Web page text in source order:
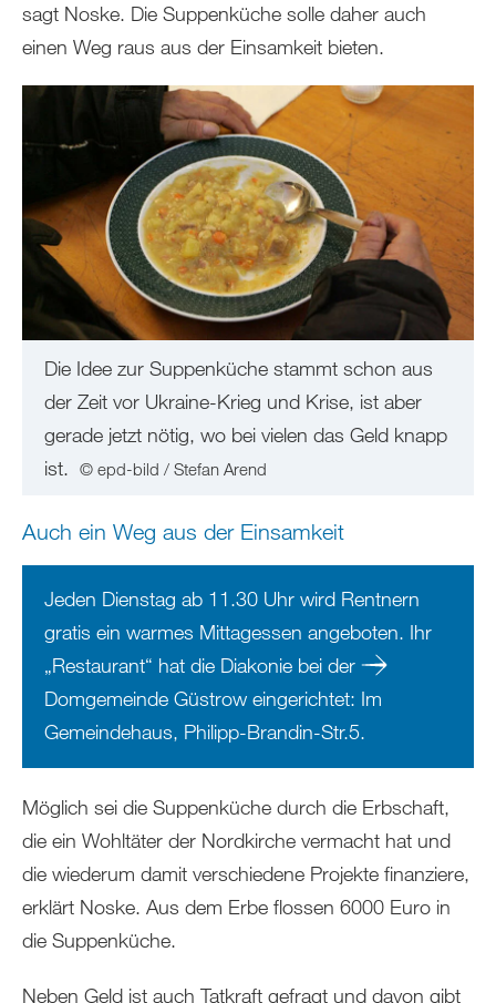
sagt Noske. Die Suppenküche solle daher auch
einen Weg raus aus der Einsamkeit bieten.
Die Idee zur Suppenküche stammt schon aus
der Zeit vor Ukraine-Krieg und Krise, ist aber
gerade jetzt nötig, wo bei vielen das Geld knapp
ist.
© epd-bild / Stefan Arend
Auch ein Weg aus der Einsamkeit
Jeden Dienstag ab 11.30 Uhr wird Rentnern
gratis ein warmes Mittagessen angeboten. Ihr
„Restaurant“ hat die Diakonie bei der
Domgemeinde Güstrow eingerichtet: Im
Gemeindehaus, Philipp-Brandin-Str.5.
Möglich sei die Suppenküche durch die Erbschaft,
die ein Wohltäter der Nordkirche vermacht hat und
die wiederum damit verschiedene Projekte finanziere,
erklärt Noske. Aus dem Erbe flossen 6000 Euro in
die Suppenküche.
Neben Geld ist auch Tatkraft gefragt und davon gibt